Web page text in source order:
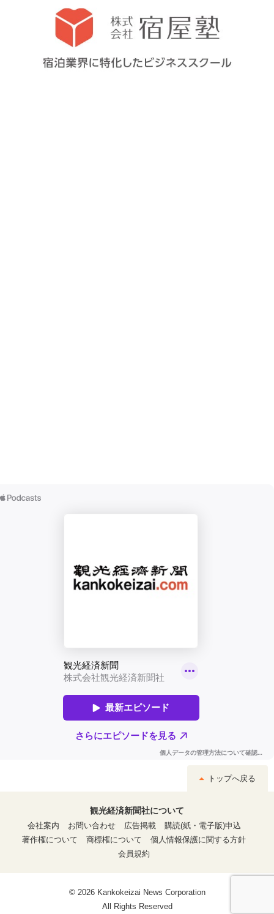
トップへ戻る
観光経済新聞社について
会社案内
お問い合わせ 広告掲載
購読(紙・電子版)申込
著作権について
商標権について
個人情報保護に関する方針
会員規約
© 2026 Kankokeizai News Corporation
All Rights Reserved